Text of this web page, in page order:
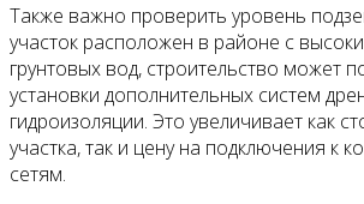
Также важно проверить уровень
участок расположен в районе с
грунтовых вод, строительство может
установки дополнительных систем
гидроизоляции. Это увеличивает как
участка, так и цену на подключения к
сетям.